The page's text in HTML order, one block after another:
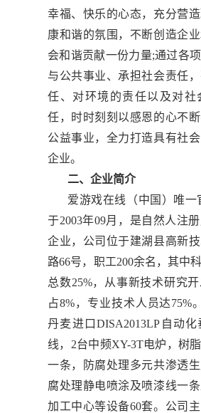
幸福、快乐的心态，充分营
康和谐的氛围，不断创造企
会和谐贡献一份力量;通过各
与公共事业、承担社会责任
任、对环境的责任以及对社
任，时时刻刻以感恩的心不
公益事业，全力打造具有社
企业。
二、企业简介
爱游戏在线（中国）唯一
于2003年09月，是自然人注
企业，公司位于建湖县高新
路66号，职工200余名，其中
总数25%，从事新技术研究
占8%，专业技术人员达75%
丹麦进口DISA2013LP自动
线，2台中频XY-3T电炉，树
一条，防腐处理多元共渗透
腐处理静电喷涂及喷漆线一条
加工中心等设备60套。公司